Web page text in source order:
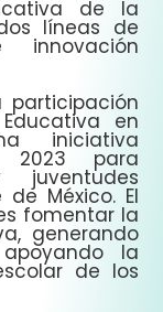
de la
líneas de
innovación
participación
en
iniciativa
2023 para
México. El
fomentar la
generando
la
de los